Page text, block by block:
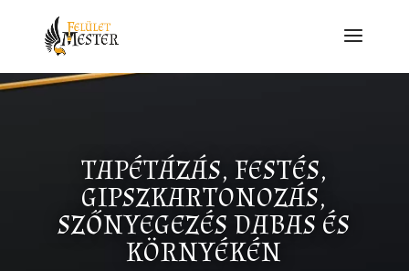
TAPÉTÁZÁS, FESTÉS,
GIPSZKARTONOZÁS,
SZŐNYEGEZÉS DABAS ÉS
KÖRNYÉKÉN